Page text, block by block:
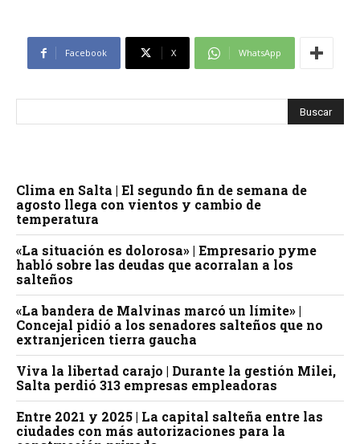
Facebook X WhatsApp
Clima en Salta | El segundo fin de semana de
agosto llega con vientos y cambio de
temperatura
«La situación es dolorosa» | Empresario pyme
habló sobre las deudas que acorralan a los
salteños
«La bandera de Malvinas marcó un límite» |
Concejal pidió a los senadores salteños que no
extranjericen tierra gaucha
Viva la libertad carajo | Durante la gestión Milei,
Salta perdió 313 empresas empleadoras
Entre 2021 y 2025 | La capital salteña entre las
ciudades con más autorizaciones para la